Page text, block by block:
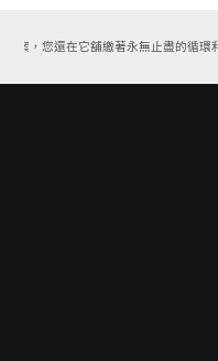
案，您還在它舖繳著永無止盡的循環